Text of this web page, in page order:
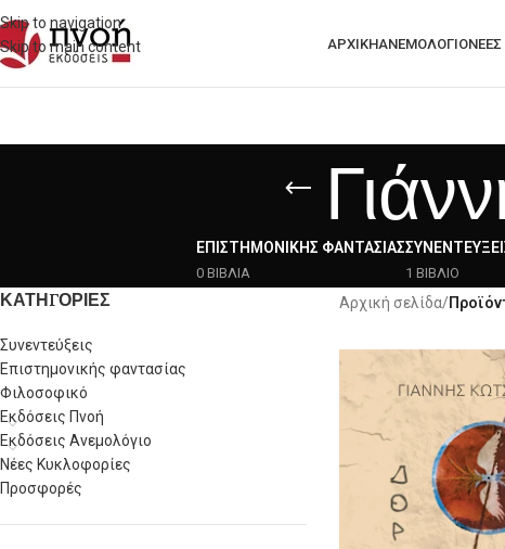
Skip to navigation
Skip to main content
ΑΡΧΙΚΗΑΝΕΜΟΛΟΓΙΟ
ΕΠΙΣΤΗΜΟΝΙΚΉΣ ΦΑΝΤΑΣΊΑΣ
0 ΒΙΒΛΙΑ 1 ΒΙΒΛΙΟ
ΚΑΤΗΓΟΡΙΕΣ
Συνεντεύξεις
Επιστημονικής φαντασίας
Φιλοσοφικό
Εκδόσεις Πνοή
Εκδόσεις Ανεμολόγιο
Νέες Κυκλοφορίες
Προσφορές
Αρχική σελίδα/